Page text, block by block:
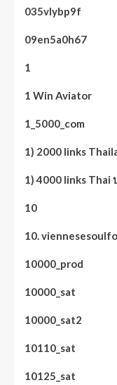
035vlybp9f
09en5a0h67
1
1 Win Aviator
1_5000_com
1) 2000 links
1) 4000 links Thai
10
10.
10000_prod
10000_sat
10000_sat2
10110_sat
10125_sat